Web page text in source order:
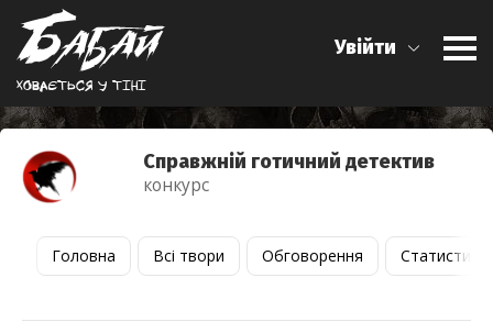
Ховається у тiнi
Увійти
Справжній готичний детектив
конкурс
Головна Всі твори Обговорення Статистика